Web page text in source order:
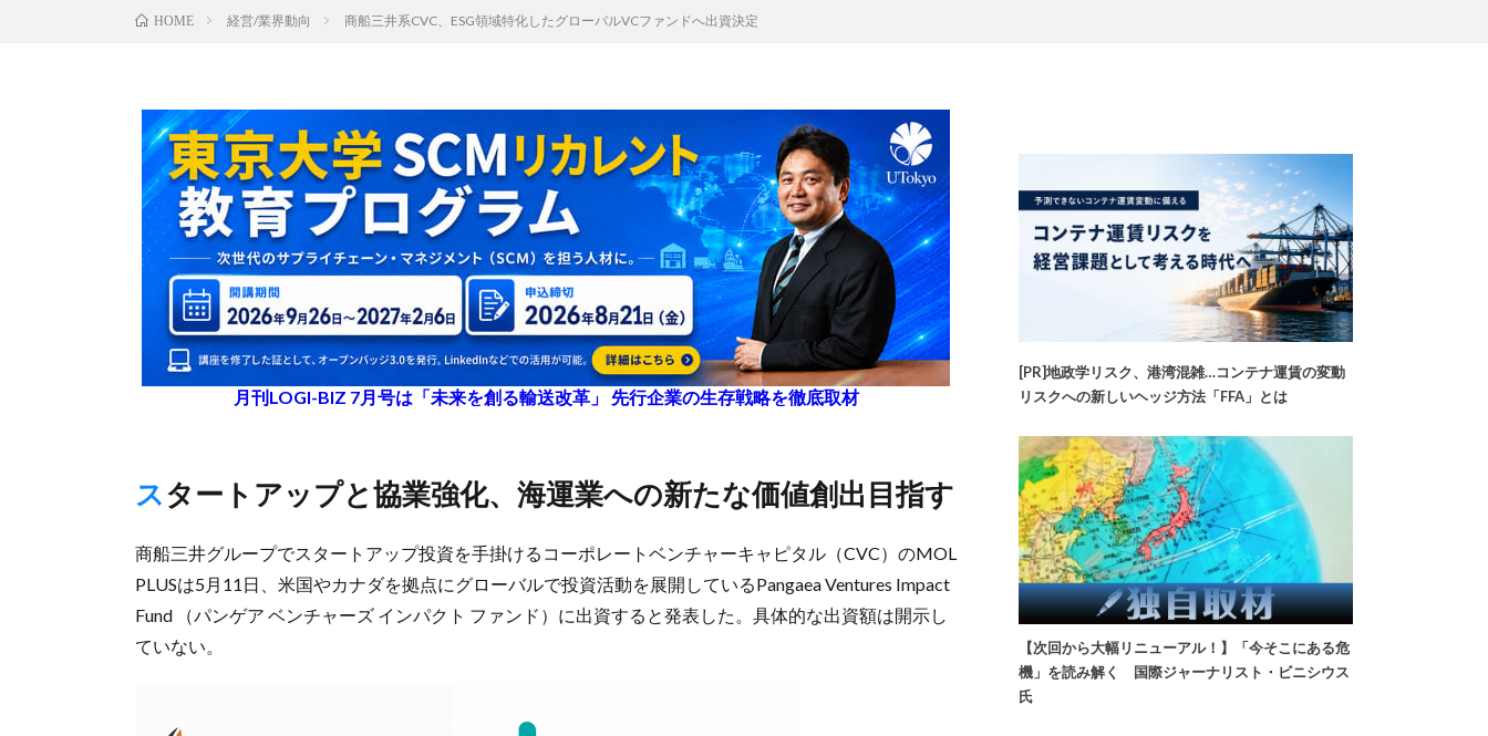
HOME 経営/業界動向 商船三井系CVC、ESG領域特化したグローバルVCファンドへ出資決定
月刊LOGI-BIZ 7月号は「未来を創る輸送改革」 先行企業の生存戦略を徹底取材
スタートアップと協業強化、海運業への新たな価値創出目指す
商船三井グループでスタートアップ投資を手掛けるコーポレートベンチャーキャピタル（CVC）のMOL
PLUSは5月11日、米国やカナダを拠点にグローバルで投資活動を展開しているPangaea Ventures Impact
Fund （パンゲア ベンチャーズ インパクト ファンド）に出資すると発表した。具体的な出資額は開示し
ていない。
[PR]地政学リスク、港湾混雑…コンテナ運賃の変動
リスクへの新しいヘッジ方法「FFA」とは
【次回から大幅リニューアル！】「今そこにある危
機」を読み解く 国際ジャーナリスト・ビニシウス
氏